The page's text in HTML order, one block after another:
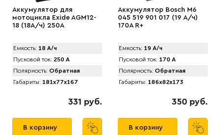
Аккумулятор для
мотоцикла Exide AGM12-
18 (18А/ч) 250А
Емкость: 18 А/ч
Пусковой ток: 250 А
Полярность: Обратная
Габариты: 181x77x167
331 руб.
В корзину
Аккумулятор Bosch M6
045 519 901 017 (19 А/ч)
170A R+
Емкость: 19 А/ч
Пусковой ток: 170 А
Полярность: Обратная
Габариты: 186x82x173
350 руб.
В корзину